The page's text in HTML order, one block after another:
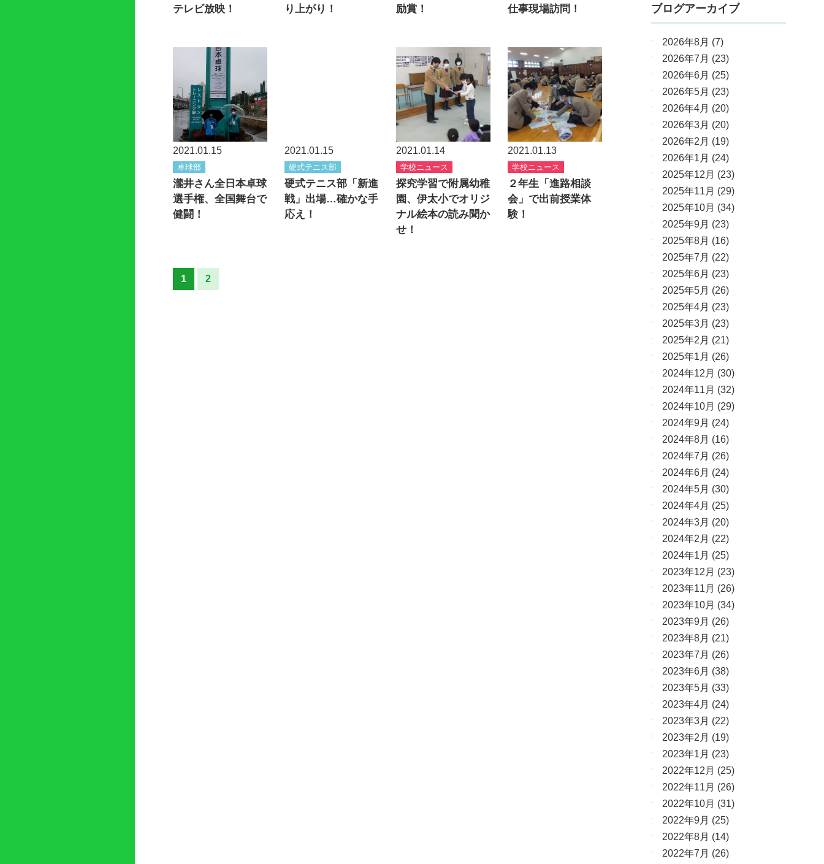
テレビ放映！
り上がり！
励賞！
仕事現場訪問！
2021.01.15
卓球部
瀧井さん全日本卓球
選手権、全国舞台で
健闘！
2021.01.15
硬式テニス部
硬式テニス部「新進
戦」出場…確かな手
応え！
2021.01.14
学校ニュース
探究学習で附属幼稚
園、伊太小でオリジ
ナル絵本の読み聞か
せ！
2021.01.13
学校ニュース
２年生「進路相談
会」で出前授業体
験！
1 2
ブログアーカイブ
2026年8月 (7)
2026年7月 (23)
2026年6月 (25)
2026年5月 (23)
2026年4月 (20)
2026年3月 (20)
2026年2月 (19)
2026年1月 (24)
2025年12月 (23)
2025年11月 (29)
2025年10月 (34)
2025年9月 (23)
2025年8月 (16)
2025年7月 (22)
2025年6月 (23)
2025年5月 (26)
2025年4月 (23)
2025年3月 (23)
2025年2月 (21)
2025年1月 (26)
2024年12月 (30)
2024年11月 (32)
2024年10月 (29)
2024年9月 (24)
2024年8月 (16)
2024年7月 (26)
2024年6月 (24)
2024年5月 (30)
2024年4月 (25)
2024年3月 (20)
2024年2月 (22)
2024年1月 (25)
2023年12月 (23)
2023年11月 (26)
2023年10月 (34)
2023年9月 (26)
2023年8月 (21)
2023年7月 (26)
2023年6月 (38)
2023年5月 (33)
2023年4月 (24)
2023年3月 (22)
2023年2月 (19)
2023年1月 (23)
2022年12月 (25)
2022年11月 (26)
2022年10月 (31)
2022年9月 (25)
2022年8月 (14)
2022年7月 (26)